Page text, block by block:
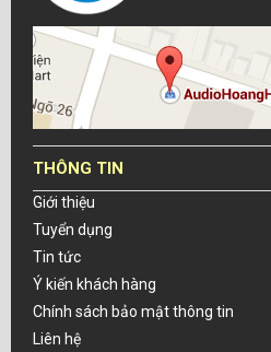
THÔNG TIN
Giới thiệu
Tuyển dụng
Tin tức
Ý kiến khách hàng
Chính sách bảo mật thông tin
Liên hệ